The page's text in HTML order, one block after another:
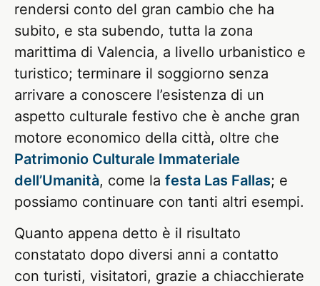
rendersi conto del gran cambio che ha
subito, e sta subendo, tutta la zona
marittima di Valencia, a livello urbanistico e
turistico; terminare il soggiorno senza
arrivare a conoscere l’esistenza di un
aspetto culturale festivo che è anche gran
motore economico della città, oltre che
Patrimonio Culturale Immateriale
dell’Umanità, come la festa Las Fallas; e
possiamo continuare con tanti altri esempi.
Quanto appena detto è il risultato
constatato dopo diversi anni a contatto
con turisti, visitatori, grazie a chiacchierate